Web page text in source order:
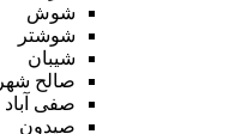
شوش
شوشتر
شیبان
صالح شهر
صفی آباد
صیدون